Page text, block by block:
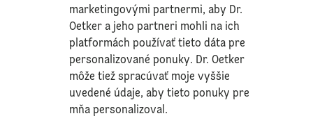
marketingovými partnermi, aby Dr.
Oetker a jeho partneri mohli na ich
platformách používať tieto dáta pre
personalizované ponuky. Dr. Oetker
môže tiež spracúvať moje vyššie
uvedené údaje, aby tieto ponuky pre
mňa personalizoval.